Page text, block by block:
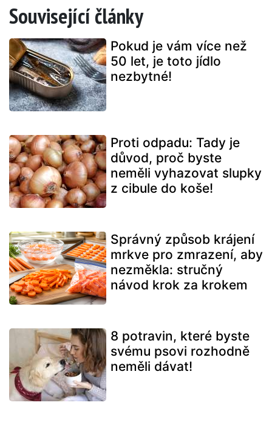
Související články
Pokud je vám více než
50 let, je toto jídlo
nezbytné!
Proti odpadu: Tady je
důvod, proč byste
neměli vyhazovat slupky
z cibule do koše!
Správný způsob krájení
mrkve pro zmrazení, aby
nezměkla: stručný
návod krok za krokem
8 potravin, které byste
svému psovi rozhodně
neměli dávat!